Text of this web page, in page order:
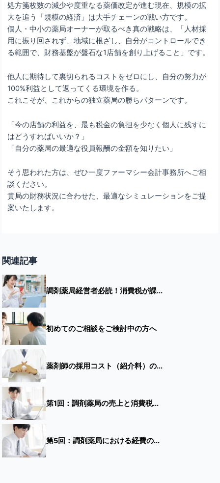
処方箋枚数の減少や度重なる薬価改定が進む現在、規模の拡
大を追う「規模の経済」は大手チェーンの戦い方です。
個人・中小の薬局オーナーが取るべき真の戦略は、「人材採
用に振り回されず、地域に根ざし、自分がコントロールでき
る範囲で、財務基盤が盤石な1店舗を創り上げること」です。
他人に期待して裏切られるコストをゼロにし、自分の努力が
100%利益として返ってくる環境を作る。
これこそが、これからの独立薬局の勝ちパターンです。
「今の店舗の利益を、最も税金の負担を少なく個人に残すに
はどうすればいいか？」
「自分の薬局の最適な役員報酬の金額を知りたい」
そう思われた方は、ぜひ一度ファーマシー会計事務所へご相
談ください。
貴局の財務状況に合わせた、最適なシミュレーションをご提
案いたします。
関連記事
調剤薬局経営者必読！消費税が課...
初めてのご相談をご検討中の方へ
薬剤師の採用コスト（紹介料）の...
第1回：調剤薬局の売上と消費税...
第5回：調剤薬局における経費の...